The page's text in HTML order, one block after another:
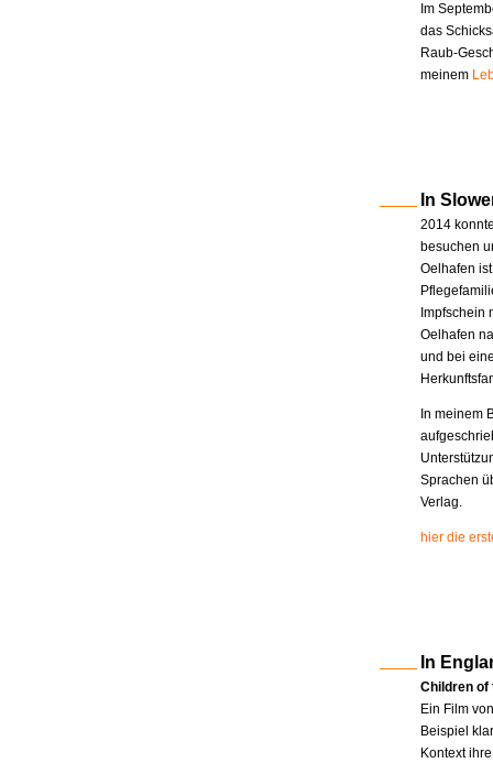
Im
das
Raub-
meinem
In
2014
besuchen
Oelhafen
Impfschein
Oelhafen
und bei
In meinem
Sprachen
Verlag.
hier die
In
Children of
Ein Film
Beispiel
Kontext